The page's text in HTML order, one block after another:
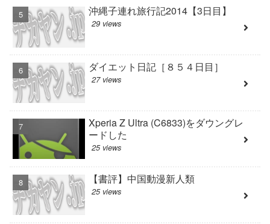
沖縄子連れ旅行記2014【3日目】
29 views
ダイエット日記［８５４日目］
27 views
Xperia Z Ultra (C6833)をダウングレ
ードした
25 views
【書評】中国動漫新人類
25 views